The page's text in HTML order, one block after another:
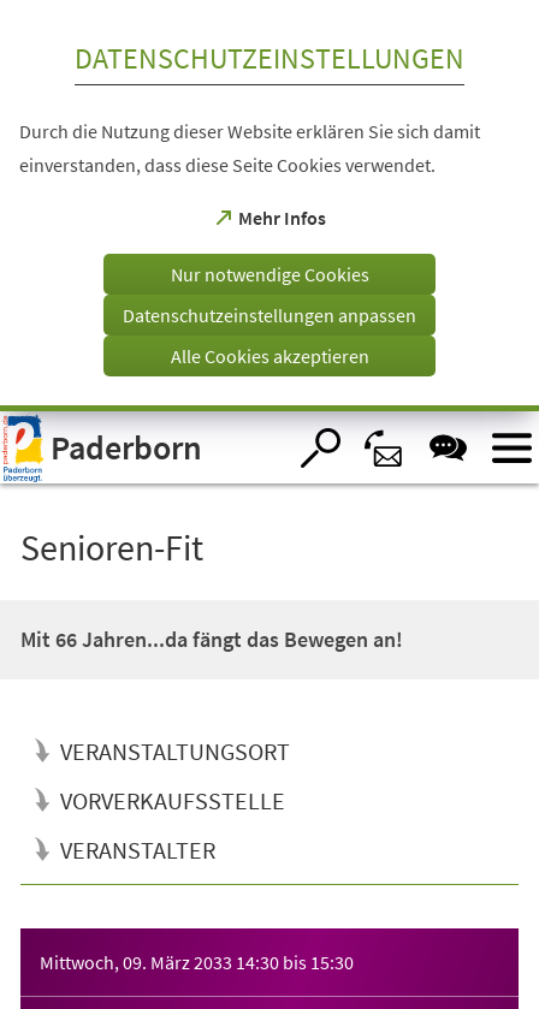
Visuelle
Assistenzsoftware
öffnen.
DATENSCHUTZEINSTELLUNGEN
Durch die Nutzung dieser Website erklären Sie sich damit
einverstanden, dass diese Seite Cookies verwendet.
Mehr Infos
(Öffnet
einem
Tab)
Nur notwendige Cookies
Datenschutzeinstellungen anpassen
Alle Cookies akzeptieren
Paderborn
Senioren-Fit
Mit 66 Jahren...da fängt das Bewegen an!
VERANSTALTUNGSORT
VORVERKAUFSSTELLE
VERANSTALTER
Mittwoch, 09. März 2033 14:30 bis 15:30